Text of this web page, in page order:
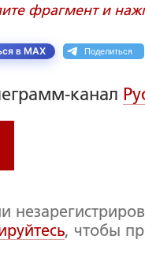
фрагмент и
в MAX Поделиться
канал
, чтобы